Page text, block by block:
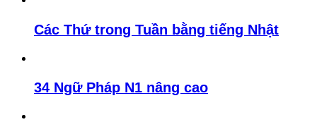
Các Thứ trong Tuần bằng tiếng Nhật
34 Ngữ Pháp N1 nâng cao